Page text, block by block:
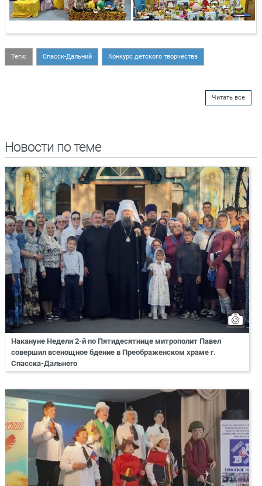
Теги: Спасск-Дальний Конкурс детского творчества
Читать все
Новости по теме
Накануне Недели 2-й по Пятидесятнице митрополит Павел
совершил всенощное бдение в Преображенском храме г.
Спасска-Дальнего